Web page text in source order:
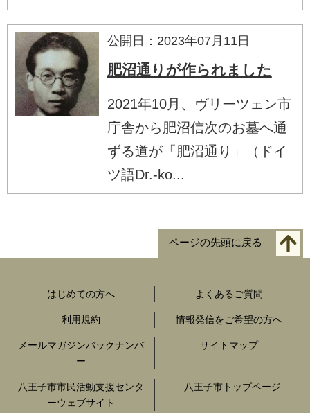
公開日：2023年07月11日
肥沼通りが作られました
2021年10月、ヴリーツェン市
庁舎から肥沼信次のお墓へ通
ずる道が「肥沼通り」（ドイ
ツ語Dr.-ko...
ページの先頭に戻る
はじめての方へ よくあるご質問
利用規約 情報発信をご希望の方へ
メールマガジンバックナンバ
ー
サイトマップ
八王子市市民活動支援センタ
ーウェブサイト
八王子市トップページ